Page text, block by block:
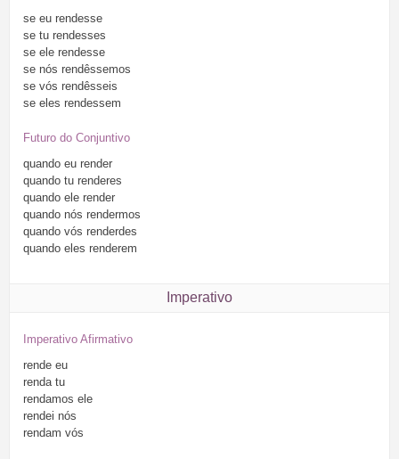
se eu rendesse
se tu rendesses
se ele rendesse
se nós rendêssemos
se vós rendêsseis
se eles rendessem
Futuro do Conjuntivo
quando eu render
quando tu renderes
quando ele render
quando nós rendermos
quando vós renderdes
quando eles renderem
Imperativo
Imperativo Afirmativo
rende eu
renda tu
rendamos ele
rendei nós
rendam vós